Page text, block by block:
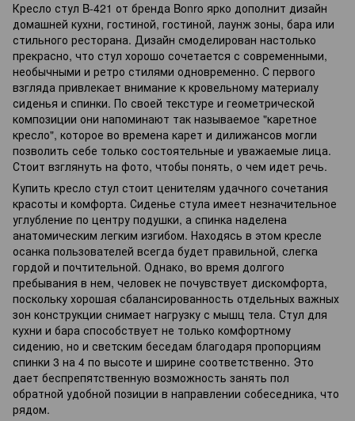
Кресло стул B-421 от бренда Bonro ярко дополнит дизайн
домашней кухни, гостиной, гостиной, лаунж зоны, бара или
стильного ресторана. Дизайн смоделирован настолько
прекрасно, что стул хорошо сочетается с современными,
необычными и ретро стилями одновременно. С первого
взгляда привлекает внимание к кровельному материалу
сиденья и спинки. По своей текстуре и геометрической
композиции они напоминают так называемое "каретное
кресло", которое во времена карет и дилижансов могли
позволить себе только состоятельные и уважаемые лица.
Стоит взглянуть на фото, чтобы понять, о чем идет речь.
Купить кресло стул стоит ценителям удачного сочетания
красоты и комфорта. Сиденье стула имеет незначительное
углубление по центру подушки, а спинка наделена
анатомическим легким изгибом. Находясь в этом кресле
осанка пользователей всегда будет правильной, слегка
гордой и почтительной. Однако, во время долгого
пребывания в нем, человек не почувствует дискомфорта,
поскольку хорошая сбалансированность отдельных важных
зон конструкции снимает нагрузку с мышц тела. Стул для
кухни и бара способствует не только комфортному
сидению, но и светским беседам благодаря пропорциям
спинки 3 на 4 по высоте и ширине соответственно. Это
дает беспрепятственную возможность занять пол
обратной удобной позиции в направлении собеседника, что
рядом.